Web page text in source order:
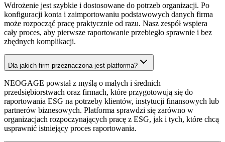
Wdrożenie jest szybkie i dostosowane do potrzeb organizacji. Po
konfiguracji konta i zaimportowaniu podstawowych danych firma
może rozpocząć pracę praktycznie od razu. Nasz zespół wspiera
cały proces, aby pierwsze raportowanie przebiegło sprawnie i bez
zbędnych komplikacji.
Dla jakich firm przeznaczona jest platforma?
NEOGAGE powstał z myślą o małych i średnich
przedsiębiorstwach oraz firmach, które przygotowują się do
raportowania ESG na potrzeby klientów, instytucji finansowych lub
partnerów biznesowych. Platforma sprawdzi się zarówno w
organizacjach rozpoczynających pracę z ESG, jak i tych, które chcą
usprawnić istniejący proces raportowania.